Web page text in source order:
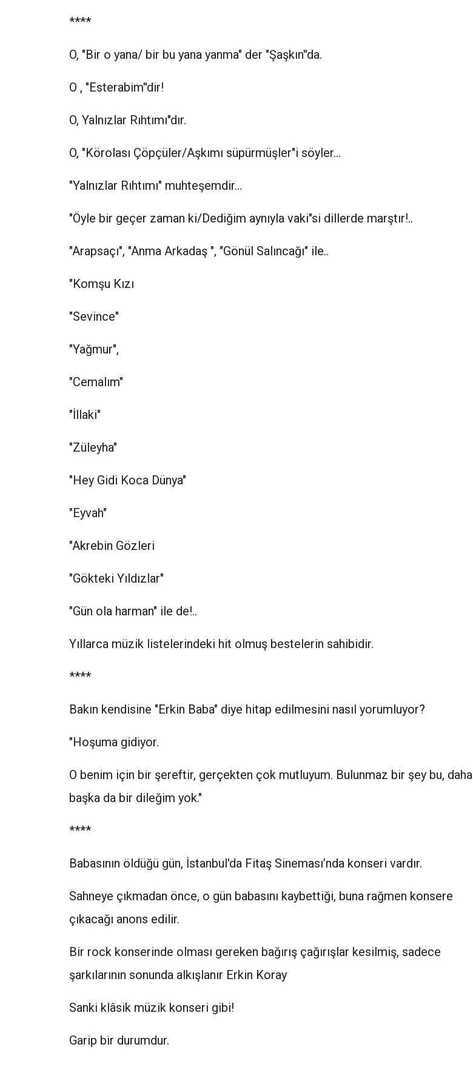
****
O, "Bir o yana/ bir bu yana yanma" der "Şaşkın''da.
O , "Esterabim''dir!
O, Yalnızlar Rıhtımı"dır.
O, "Körolası Çöpçüler/Aşkımı süpürmüşler"i söyler...
"Yalnızlar Rıhtımı" muhteşemdir...
"Öyle bir geçer zaman ki/Dediğim aynıyla vaki"si dillerde marştır!..
"Arapsaçı", "Anma Arkadaş ", "Gönül Salıncağı" ile..
"Komşu Kızı
"Sevince"
"Yağmur",
"Cemalım"
"İllaki"
"Züleyha"
"Hey Gidi Koca Dünya"
"Eyvah"
"Akrebin Gözleri
"Gökteki Yıldızlar"
"Gün ola harman" ile de!..
Yıllarca müzik listelerindeki hit olmuş bestelerin sahibidir.
****
Bakın kendisine "Erkin Baba" diye hitap edilmesini nasıl yorumluyor?
"Hoşuma gidiyor.
O benim için bir şereftir, gerçekten çok mutluyum. Bulunmaz bir şey bu, daha
başka da bir dileğim yok."
****
Babasının öldüğü gün, İstanbul'da Fitaş Sineması’nda konseri vardır.
Sahneye çıkmadan önce, o gün babasını kaybettiği, buna rağmen konsere
çıkacağı anons edilir.
Bir rock konserinde olması gereken bağırış çağırışlar kesilmiş, sadece
şarkılarının sonunda alkışlanır Erkin Koray
Sanki klâsik müzik konseri gibi!
Garip bir durumdur.